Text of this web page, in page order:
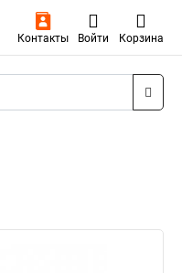
Контакты Войти Корзина